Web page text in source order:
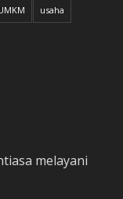
usaha
melayani